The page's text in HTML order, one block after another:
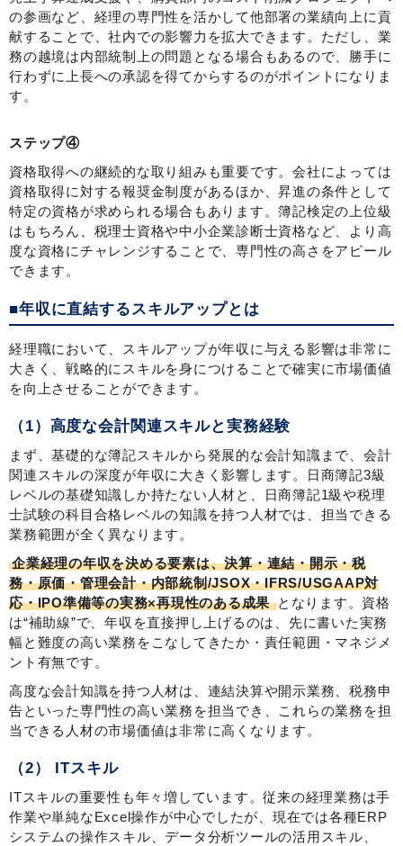
の参画など、経理の専門性を活かして他部署の業績向上に貢
献することで、社内での影響力を拡大できます。ただし、業
務の越境は内部統制上の問題となる場合もあるので、勝手に
行わずに上長への承認を得てからするのがポイントになりま
す。
ステップ④
資格取得への継続的な取り組みも重要です。会社によっては
資格取得に対する報奨金制度があるほか、昇進の条件として
特定の資格が求められる場合もあります。簿記検定の上位級
はもちろん、税理士資格や中小企業診断士資格など、より高
度な資格にチャレンジすることで、専門性の高さをアピール
できます。
■年収に直結するスキルアップとは
経理職において、スキルアップが年収に与える影響は非常に
大きく、戦略的にスキルを身につけることで確実に市場価値
を向上させることができます。
（1）高度な会計関連スキルと実務経験
まず、基礎的な簿記スキルから発展的な会計知識まで、会計
関連スキルの深度が年収に大きく影響します。日商簿記3級
レベルの基礎知識しか持たない人材と、日商簿記1級や税理
士試験の科目合格レベルの知識を持つ人材では、担当できる
業務範囲が全く異なります。
企業経理の年収を決める要素は、決算・連結・開示・税
務・原価・管理会計・内部統制/JSOX・IFRS/USGAAP対
応・IPO準備等の実務×再現性のある成果となります。資格
は“補助線”で、年収を直接押し上げるのは、先に書いた実務
幅と難度の高い業務をこなしてきたか・責任範囲・マネジメ
ント有無です。
高度な会計知識を持つ人材は、連結決算や開示業務、税務申
告といった専門性の高い業務を担当でき、これらの業務を担
当できる人材の市場価値は非常に高くなります。
（2） ITスキル
ITスキルの重要性も年々増しています。従来の経理業務は手
作業や単純なExcel操作が中心でしたが、現在では各種ERP
システムの操作スキル、データ分析ツールの活用スキル、